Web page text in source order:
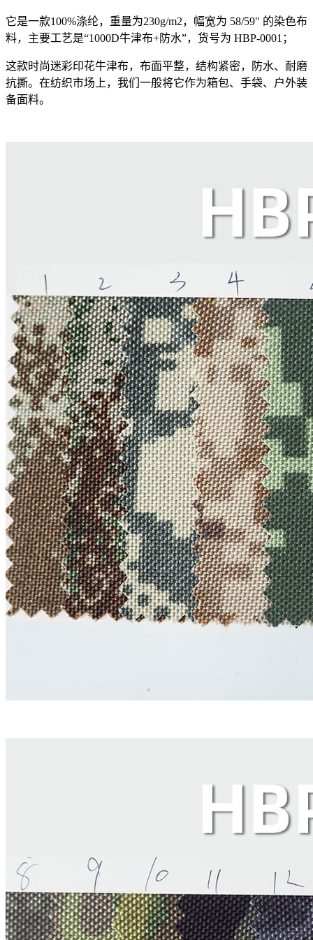
它是一款100%涤纶，重量为230g/m2，幅宽为 58/59" 的染色布
料，主要工艺是“1000D牛津布+防水”，货号为 HBP-0001；
这款时尚迷彩印花牛津布，布面平整，结构紧密，防水、耐磨
抗撕。在纺织市场上，我们一般将它作为箱包、手袋、户外装
备面料。